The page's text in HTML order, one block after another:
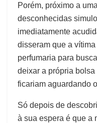
Porém, próximo a
desconhecidas
imediatamente
disseram que a
perfumaria para
deixar a própria
ficariam aguardando
Só depois de
à sua espera é que a